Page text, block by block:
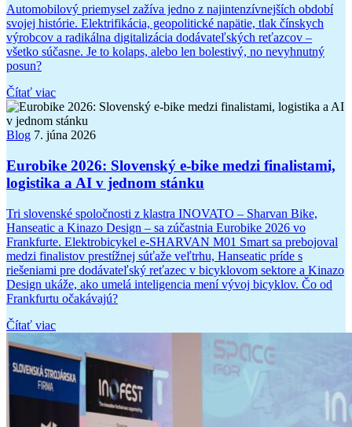
Automobilový priemysel zažíva jedno z najintenzívnejších období
svojej histórie. Elektrifikácia, geopolitické napätie, tlak čínskych
výrobcov a radikálna digitalizácia dodávateľských reťazcov –
všetko súčasne. Je to kolaps, alebo len bolestivý, no nevyhnutný
posun?
Čítať viac
Blog 7. júna 2026
Eurobike 2026: Slovenský e-bike medzi finalistami,
logistika a AI v jednom stánku
Tri slovenské spoločnosti z klastra INOVATO – Sharvan Bike,
Hanseatic a Kinazo Design – sa zúčastnia Eurobike 2026 vo
Frankfurte. Elektrobicykel e-SHARVAN M01 Smart sa prebojoval
medzi finalistov prestížnej súťaže veľtrhu, Hanseatic príde s
riešeniami pre dodávateľský reťazec v bicyklovom sektore a Kinazo
Design ukáže, ako umelá inteligencia mení vývoj bicyklov. Čo od
Frankfurtu očakávajú?
Čítať viac